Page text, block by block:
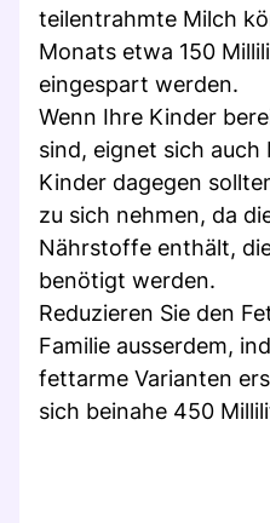
teilentrahmte Milch
Monats etwa 150
eingespart werden.
Wenn Ihre Kinder
sind, eignet sich
Kinder dagegen
zu sich nehmen, da
Nährstoffe enthält,
benötigt werden.
Reduzieren Sie den
Familie ausserdem,
fettarme Varianten
sich beinahe 450